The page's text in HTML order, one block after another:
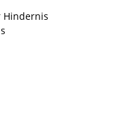
Hindernis